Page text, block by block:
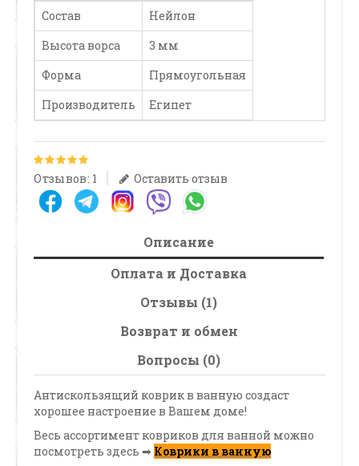
Состав
Нейлон
Высота ворса
3 мм
Форма
Прямоугольная
Производитель
Египет
Отзывов: 1 Оставить отзыв
Описание
Оплата и Доставка
Отзывы (1)
Возврат и обмен
Вопросы (0)
Антискользящий коврик в ванную создаст
хорошее настроение в Вашем доме!
Весь ассортимент ковриков для ванной можно
посмотреть здесь ➡ Коврики в ванную